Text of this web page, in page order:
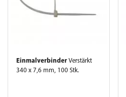
Einmalverbinder Verstärkt
340 x 7,6 mm, 100 Stk.